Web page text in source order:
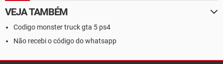
VEJA TAMBÉM
Codigo monster truck gta 5 ps4
Não recebi o código do whatsapp